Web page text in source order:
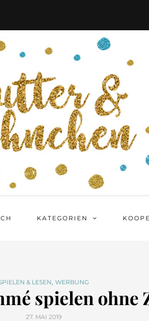
KATEGORIEN
& LESEN, WERBUNG
spielen ohne
27. MAI 2019